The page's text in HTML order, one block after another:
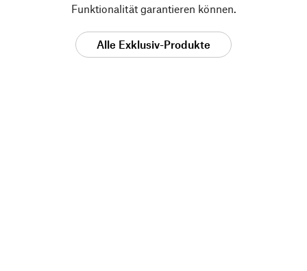
Funktionalität garantieren können.
Alle Exklusiv-Produkte